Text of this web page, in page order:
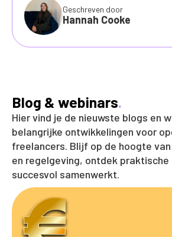
Geschreven door
Hannah Cooke
Blog & webinars.
Hier vind je de nieuwste blogs en
belangrijke ontwikkelingen voor
freelancers. Blijf op de hoogte
en regelgeving, ontdek praktische
succesvol samenwerkt.